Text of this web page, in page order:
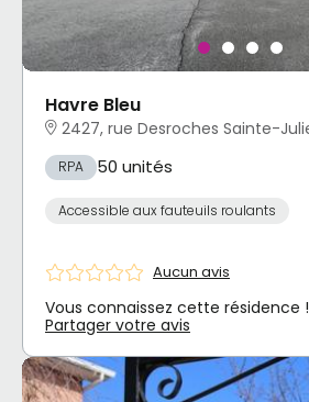
Havre Bleu
2427, rue Desroches Sainte-
RPA 50 unités
Accessible aux fauteuils roulants
Aucun avis
Vous connaissez cette résidence !
Partager votre avis